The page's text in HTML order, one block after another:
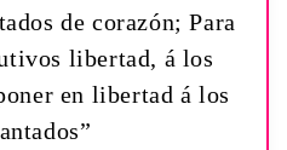
de corazón; Para
libertad, á los
en libertad á los